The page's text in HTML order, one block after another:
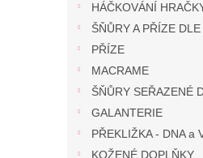
HÁČKOVÁNÍ
ŠŇŮRY A PŘÍZE
PŘÍZE
MACRAME
ŠŇŮRY SEŘAZENÉ
GALANTERIE
PŘEKLIŽKA - DNA a
KOŽENÉ DOPLŇKY